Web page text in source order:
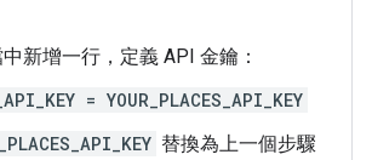
新增一行，定義 API 金鑰：
= YOUR_PLACES_API_KEY
替換為上一個步驟